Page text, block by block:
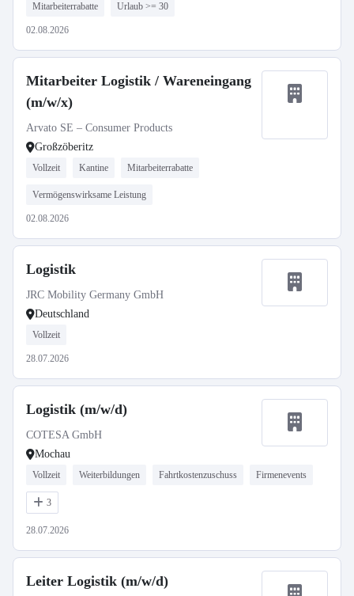
Mitarbeiterrabatte Urlaub >= 30
02.08.2026
Mitarbeiter Logistik / Wareneingang
(m/w/x)
Arvato SE – Consumer Products
Großzöberitz
Vollzeit Kantine Mitarbeiterrabatte
Vermögenswirksame Leistung
02.08.2026
Logistik
JRC Mobility Germany GmbH
Deutschland
Vollzeit
28.07.2026
Logistik (m/w/d)
COTESA GmbH
Mochau
Vollzeit Weiterbildungen Fahrtkostenzuschuss Firmenevents
3
28.07.2026
Leiter Logistik (m/w/d)